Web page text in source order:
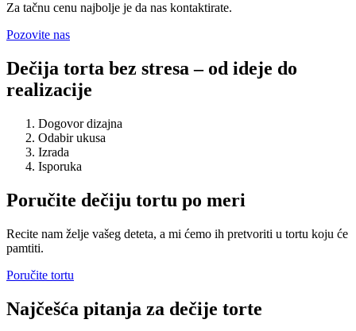
Za tačnu cenu najbolje je da nas kontaktirate.
Pozovite nas
Dečija torta bez stresa – od ideje do
realizacije
Dogovor dizajna
Odabir ukusa
Izrada
Isporuka
Poručite dečiju tortu po meri
Recite nam želje vašeg deteta, a mi ćemo ih pretvoriti u tortu koju će
pamtiti.
Poručite tortu
Najčešća pitanja za dečije torte